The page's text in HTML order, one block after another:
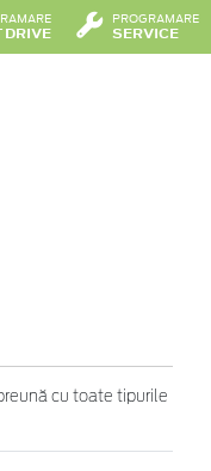
DRIVE
PROGRAMARE
SERVICE
cu toate tipurile